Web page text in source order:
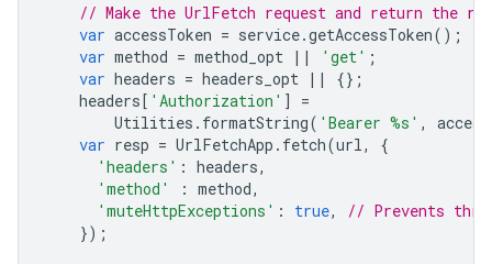
// Make the UrlFetch request and return the
var accessToken = service.getAccessToken();
var method = method_opt || 'get' ;
var headers = headers_opt ||
{};
headers[ 'Authorization' ]
=
Utilities . formatString( 'Bearer %s' ,
var resp = UrlFetchApp . fetch(url,
{
'headers' : headers,
'method'
: method,
'muteHttpExceptions' : true,
// Prevents
});